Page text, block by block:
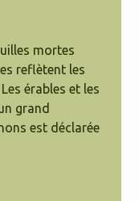
mortes
reflètent les
érables et les
grand
est déclarée